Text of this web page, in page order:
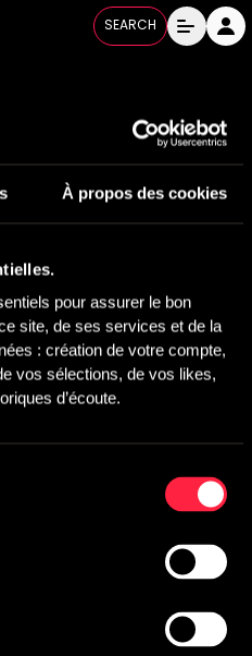
À propos des cookies
pour assurer le bon
site, de ses services et de la
: création de votre compte,
vos sélections, de vos likes,
d’écoute.
SEARCH